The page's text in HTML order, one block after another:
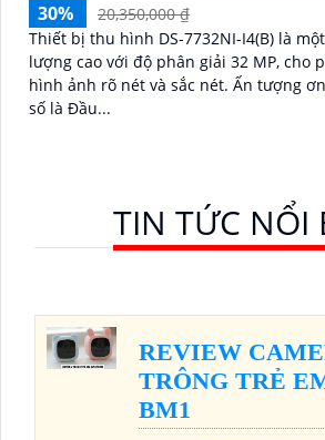
30%
20,350,000 ₫
Thiết bị thu hình DS-7732NI-I4(B) là
lượng cao với độ phân giải 32 MP, cho
hình ảnh rõ nét và sắc nét. Ấn tượng ơn với những thông
số là Đầu...
TIN TỨC NỔI
REVIEW
TRÔNG TRẺ
BM1